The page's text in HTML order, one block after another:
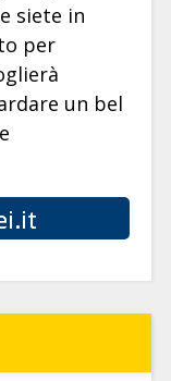
siete in
per
un bel